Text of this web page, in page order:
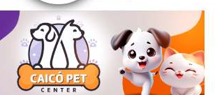
v
g
t
i
o
n